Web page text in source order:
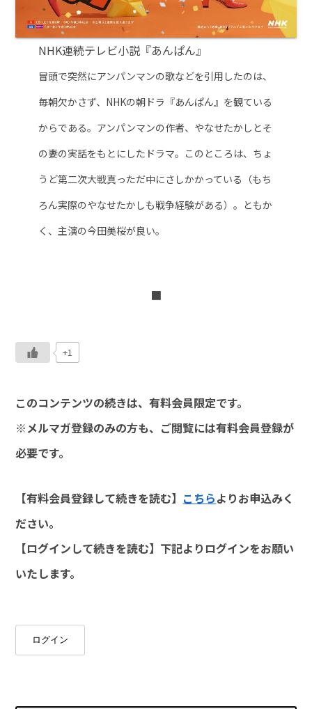
NHK連続テレビ小説『あんぱん』
冒頭で突然にアンパンマンの歌などを引用したのは、
毎朝欠かさず、NHKの朝ドラ『あんぱん』を観ている
からである。アンパンマンの作者、やなせたかしとそ
の妻の実話をもとにしたドラマ。このところは、ちょ
うど第二次大戦真っただ中にさしかかっている（もち
ろん実際のやなせたかしも戦争経験がある）。ともか
く、主演の今田美桜が良い。
■
+1
このコンテンツの続きは、有料会員限定です。
※メルマガ登録のみの方も、ご閲覧には有料会員登録が
必要です。
【有料会員登録して続きを読む】 こちらよりお申込みく
ださい。
【ログインして続きを読む】下記よりログインをお願い
いたします。
ログイン